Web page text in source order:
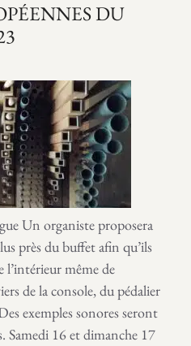
DU
Un organiste proposera
près du buffet afin qu’ils
l’intérieur même de
de la console, du pédalier
exemples sonores seront
Samedi 16 et dimanche 17